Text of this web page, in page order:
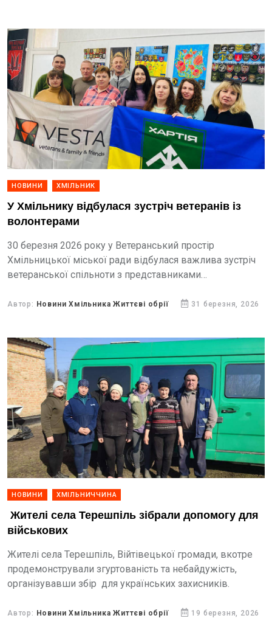
НОВИНИ ХМІЛЬНИК
У Хмільнику відбулася зустріч ветеранів із
волонтерами
30 березня 2026 року у Ветеранський простір
Хмільницької міської ради відбулася важлива зустріч
ветеранської спільноти з представниками
Автор: Новини Хмільника Життєві обрії 31 березня, 2026
НОВИНИ ХМІЛЬНИЧЧИНА
Жителі села Терешпіль зібрали допомогу для
військових
Жителі села Терешпіль, Війтівецької громади, вкотре
продемонстрували згуртованість та небайдужість,
організувавши збір для українських захисників.
Автор: Новини Хмільника Життєві обрії 19 березня, 2026